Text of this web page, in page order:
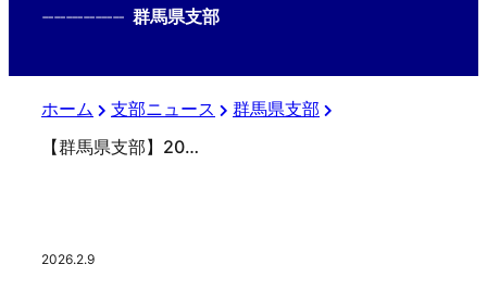
-------------- 群馬県支部
ホーム 支部ニュース
群馬県支部
【群馬県支部】2026年度賀詞交歓会
2026.2.9